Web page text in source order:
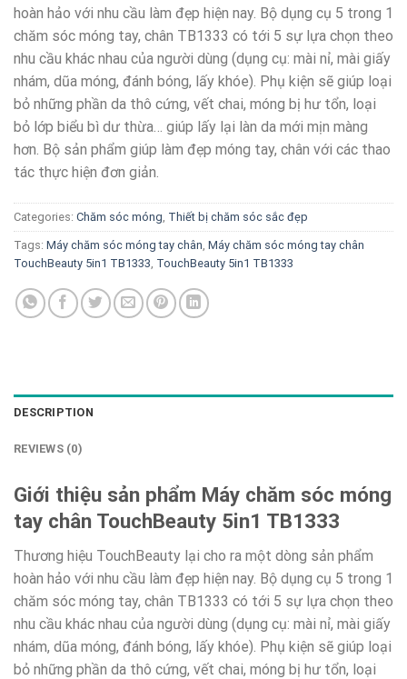
hoàn hảo với nhu cầu làm đẹp hiện nay. Bộ dụng cụ 5 trong 1
chăm sóc móng tay, chân TB1333 có tới 5 sự lựa chọn theo
nhu cầu khác nhau của người dùng (dụng cụ: mài nỉ, mài giấy
nhám, dũa móng, đánh bóng, lấy khóe). Phụ kiện sẽ giúp loại
bỏ những phần da thô cứng, vết chai, móng bị hư tổn, loại
bỏ lớp biểu bì dư thừa… giúp lấy lại làn da mới mịn màng
hơn. Bộ sản phẩm giúp làm đẹp móng tay, chân với các thao
tác thực hiện đơn giản.
Categories: Chăm sóc móng Thiết bị chăm sóc sắc đẹp
Tags: Máy chăm sóc móng tay chân Máy chăm sóc móng tay chân
TouchBeauty 5in1 TB1333 TouchBeauty 5in1 TB1333
DESCRIPTION
REVIEWS (0)
Giới thiệu sản phẩm Máy chăm sóc móng
tay chân TouchBeauty 5in1 TB1333
Thương hiệu TouchBeauty lại cho ra một dòng sản phẩm
hoàn hảo với nhu cầu làm đẹp hiện nay. Bộ dụng cụ 5 trong 1
chăm sóc móng tay, chân TB1333 có tới 5 sự lựa chọn theo
nhu cầu khác nhau của người dùng (dụng cụ: mài nỉ, mài giấy
nhám, dũa móng, đánh bóng, lấy khóe). Phụ kiện sẽ giúp loại
bỏ những phần da thô cứng, vết chai, móng bị hư tổn, loại